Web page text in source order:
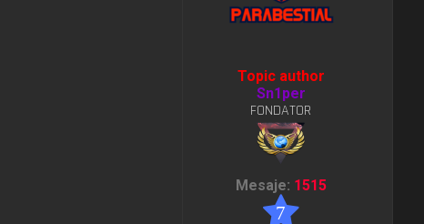
Topic author
Sn1per
FONDATOR
Mesaje: 1515
7